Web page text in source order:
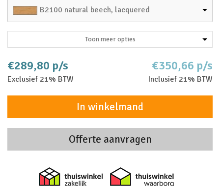
B2100 natural beech, lacquered
Toon meer opties
€289,80 p/s
Exclusief 21% BTW
€350,66 p/s
Inclusief 21% BTW
In winkelmand
Offerte aanvragen
Thuiswinkel zakelijk